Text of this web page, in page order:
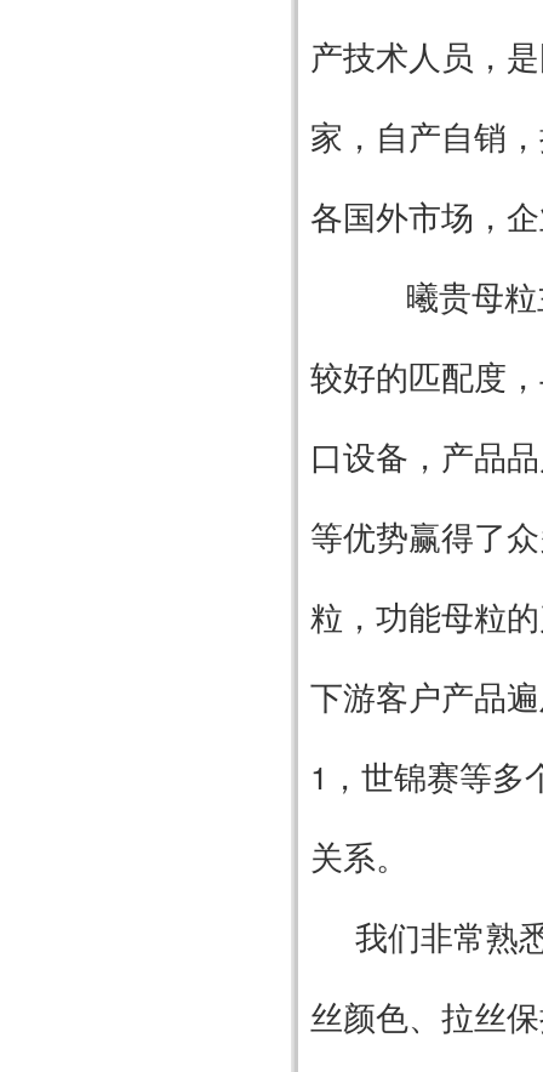
产技术人员，
家，自产自销
各国外市场，
曦贵母粒
较好的匹配度
口设备，产品
等优势赢得了
粒，功能母粒
下游客户产品
1，世锦赛等多
关系。
我们非常熟
丝颜色、拉丝